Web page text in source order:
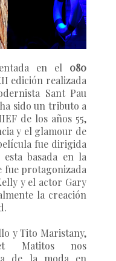
en el 080
edición realizada
Sant Pau
sido un tributo a
de los años 55,
y el glamour de
fue dirigida
basada en la
fue protagonizada
y el actor Gary
la creación
y Tito Maristany,
Matitosnos
de la moda en